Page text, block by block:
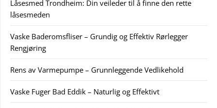
Låsesmed Trondheim: Din veileder til å finne den rette
låsesmeden
Vaske Baderomsfliser – Grundig og Effektiv Rørlegger
Rengjøring
Rens av Varmepumpe – Grunnleggende Vedlikehold
Vaske Fuger Bad Eddik – Naturlig og Effektivt